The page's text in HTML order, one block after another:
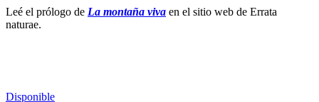
Leé el prólogo de La montaña viva en el sitio web de Errata
naturae.
Disponible